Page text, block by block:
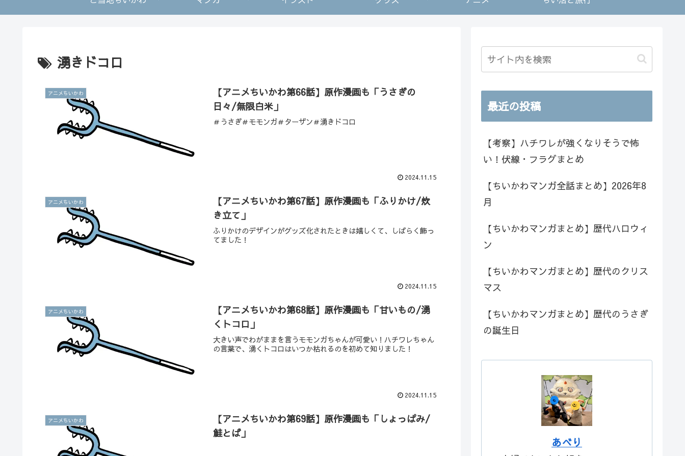
湧きドコロ
アニメちいかわ
【アニメちいかわ第66話】原作漫画も「うさぎの
日々/無限白米」
＃うさぎ＃モモンガ＃ターザン＃湧きドコロ
2024.11.15
アニメちいかわ
【アニメちいかわ第67話】原作漫画も「ふりかけ/炊
き立て」
ふりかけのデザインがグッズ化されたときは嬉しくて、しばらく飾っ
てました！
2024.11.15
アニメちいかわ
【アニメちいかわ第68話】原作漫画も「甘いもの/湧
くトコロ」
大きい声でわがままを言うモモンガちゃんが可愛い！ハチワレちゃん
の言葉で、湧くトコロはいつか枯れるのを初めて知りました！
2024.11.15
アニメちいかわ
【アニメちいかわ第69話】原作漫画も「しょっぱみ/
鮭とば」
最近の投稿
【考察】ハチワレが強くなりそうで怖
い！伏線・フラグまとめ
【ちいかわマンガ全話まとめ】2026年8
月
【ちいかわマンガまとめ】歴代ハロウィ
ン
【ちいかわマンガまとめ】歴代のクリス
マス
【ちいかわマンガまとめ】歴代のうさぎ
の誕生日
あべり